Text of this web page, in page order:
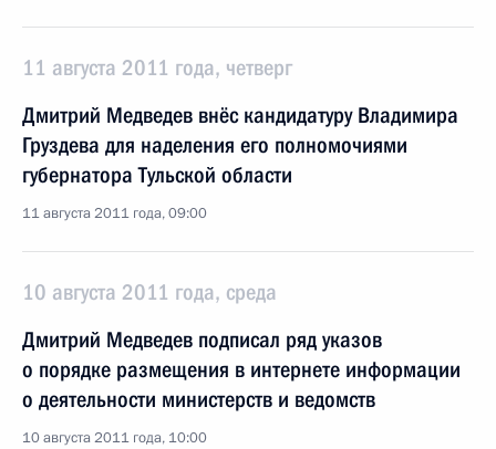
11 августа 2011 года, четверг
Дмитрий Медведев внёс кандидатуру Владимира
Груздева для наделения его полномочиями
губернатора Тульской области
11 августа 2011 года, 09:00
10 августа 2011 года, среда
Дмитрий Медведев подписал ряд указов
о порядке размещения в интернете информации
о деятельности министерств и ведомств
10 августа 2011 года, 10:00